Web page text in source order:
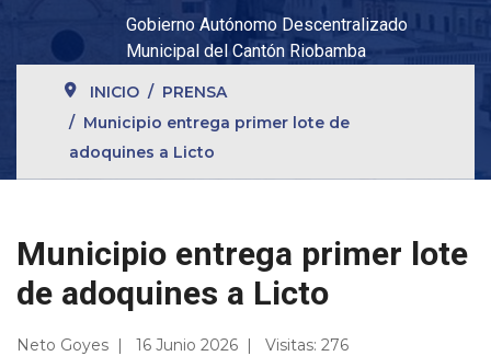
Gobierno Autónomo Descentralizado
Municipal del Cantón Riobamba
INICIO
PRENSA
Municipio entrega primer lote de
adoquines a Licto
Municipio entrega primer lote
de adoquines a Licto
Neto Goyes 16 Junio 2026 Visitas: 276